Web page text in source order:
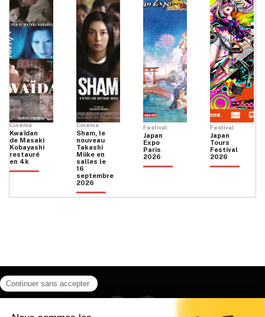
Cinéma
Kwaïdan
de Masaki
Kobayashi
restauré
en 4k
Cinéma
Sham, le
nouveau
Takashi
Miike en
salles le
16
septembre
2026
Festival
Japan
Expo
Paris
2026
Festival
Japan
Tours
Festival
2026
Instagram